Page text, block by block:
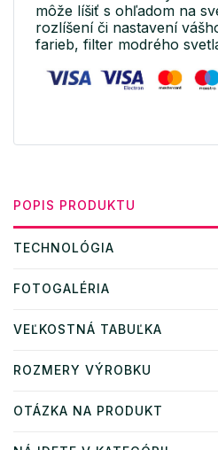
môže líšiť s ohľadom na
rozlíšení či nastavení
farieb, filter modrého
POPIS PRODUKTU
TECHNOLÓGIA
FOTOGALÉRIA
VEĽKOSTNÁ TABUĽKA
ROZMERY VÝROBKU
OTÁZKA NA PRODUKT